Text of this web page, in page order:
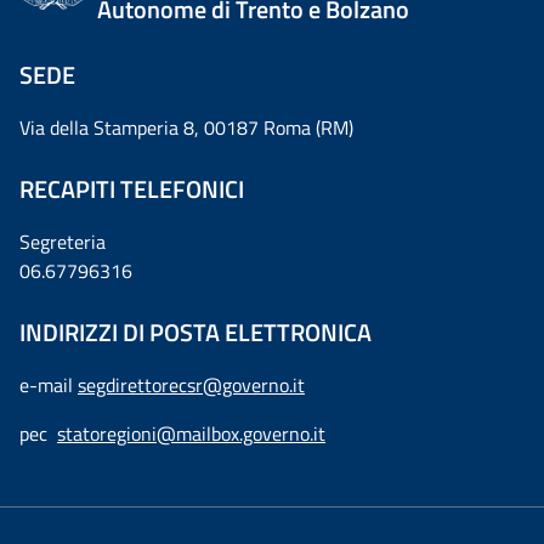
Autonome di Trento e Bolzano
SEDE
Via della Stamperia 8, 00187 Roma (RM)
RECAPITI TELEFONICI
Segreteria
06.67796316
INDIRIZZI DI POSTA ELETTRONICA
e-mail segdirettorecsr@governo.it
pec statoregioni@mailbox.governo.it